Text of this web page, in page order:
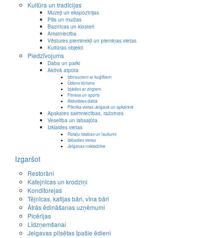
Kultūra un tradīcijas
Muzeji un ekspozīcijas
Pilis un muižas
Baznīcas un klosteri
Amatniecība
Vēstures pieminekļi un piemiņas vietas
Kultūras objekti
Piedzīvojums
Daba un parki
Aktīvā atpūta
Izbraucieni ar kuģīšiem
Ūdens tūrisms
Izjādes ar zirgiem
Fitness un sports
Aktivitātes dabā
Piknika vietas Jelgavā un apkārtnē
Apskates saimniecības, ražotnes
Veselība un labsajūta
Izklaides vietas
Rotaļu istabas un laukumi
Izklaides vietas
Jelgavas naktsdzīve
Izgaršot
Restorāni
Kafejnīcas un krodziņi
Konditorejas
Tējnīcas, kafijas bāri, vīna bāri
Ātrās ēdināšanas uzņēmumi
Picērijas
Līdzņemšanai
Jelgavas pilsētas īpašie ēdieni